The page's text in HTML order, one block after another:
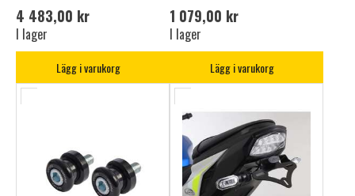
4 483,00 kr
I lager
Lägg i varukorg
1 079,00 kr
I lager
Lägg i varukorg